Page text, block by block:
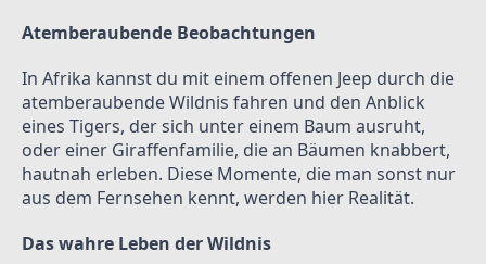
Atemberaubende Beobachtungen
In Afrika kannst du mit einem offenen Jeep durch die
atemberaubende Wildnis fahren und den Anblick
eines Tigers, der sich unter einem Baum ausruht,
oder einer Giraffenfamilie, die an Bäumen knabbert,
hautnah erleben. Diese Momente, die man sonst nur
aus dem Fernsehen kennt, werden hier Realität.
Das wahre Leben der Wildnis